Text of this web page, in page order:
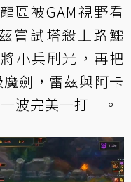
區被GAM視野看
嘗試塔殺上路鱷
小兵刷光，再把
劍，雷茲與阿卡
波完美一打三。